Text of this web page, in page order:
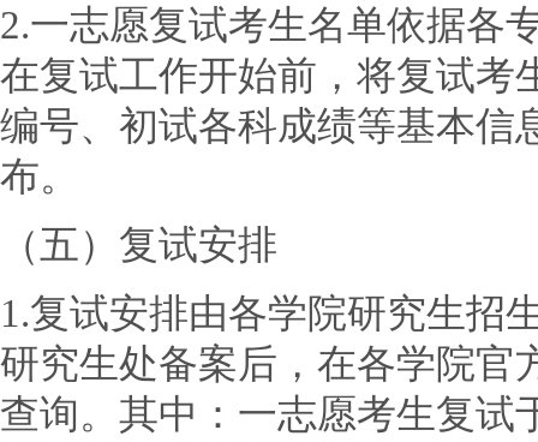
2.一志愿复试考生名单依据各
在复试工作开始前，将复试考
编号、初试各科成绩等基本信
布。
（五）复试安排
1.复试安排由各学院研究生招
研究生处备案后，在各学院官
查询。其中：一志愿考生复试